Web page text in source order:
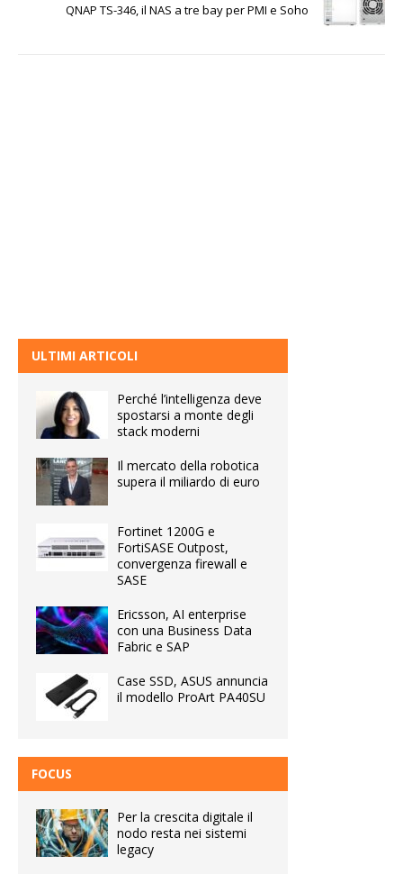
QNAP TS-346, il NAS a tre bay per PMI e Soho
ULTIMI ARTICOLI
Perché l’intelligenza deve
spostarsi a monte degli
stack moderni
Il mercato della robotica
supera il miliardo di euro
Fortinet 1200G e
FortiSASE Outpost,
convergenza firewall e
SASE
Ericsson, AI enterprise
con una Business Data
Fabric e SAP
Case SSD, ASUS annuncia
il modello ProArt PA40SU
FOCUS
Per la crescita digitale il
nodo resta nei sistemi
legacy